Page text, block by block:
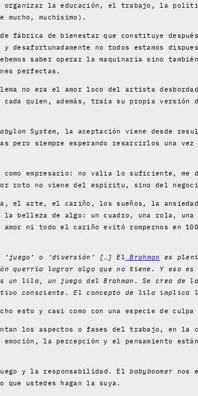
organizar la educación, el trabajo, la
muchísimo).
de bienestar que constituye
no todos estamos
saber operar la maquinaria sino
perfectas.
no era el amor loco del artista
quien, además, traía su propia versión
System, la aceptación viene desde
pero siempre esperando resarcirlos una
como empresario: no valía lo suficiente,
roto no viene del espíritu, sino del
el arte, el cariño, los sueños, la
la belleza de algo: un cuadro, una rola,
ni todo el cariño evitó rompernos en
o ‘diversión’ […] El Brahman
es
querría lograr algo que no tiene. Y eso
Es un lila, un juego del Brahman. Se
consciente. El concepto de lila implica
esto y casi como con una especie de culpa
los aspectos o fases del trabajo, en
la percepción y el pensamiento
y la responsabilidad. Elbabyboomer nos
ustedes hagan la suya.